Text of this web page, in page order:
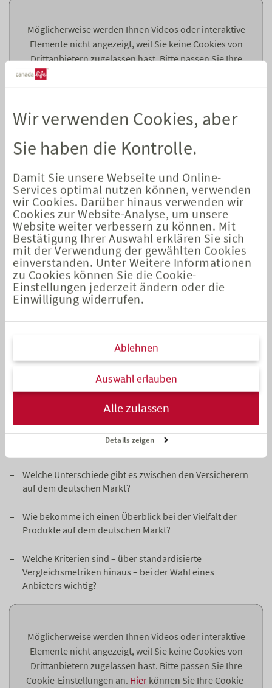
Wir verwenden Cookies, aber
Sie haben die Kontrolle.
Damit Sie unsere Webseite und Online-
Services optimal nutzen können, verwenden
wir Cookies. Darüber hinaus verwenden wir
Cookies zur Website-Analyse, um unsere
Website weiter verbessern zu können. Mit
Bestätigung Ihrer Auswahl erklären Sie sich
mit der Verwendung der gewählten Cookies
einverstanden. Unter Weitere Informationen
zu Cookies können Sie die Cookie-
Einstellungen jederzeit ändern oder die
Einwilligung widerrufen.
Details zeigen
Alle zulassen
Auswahl erlauben
Ablehnen
Möglicherweise werden Ihnen Videos oder interaktive
Elemente nicht angezeigt, weil Sie keine Cookies von
Drittanbietern zugelassen hast. Bitte passen Sie Ihre
Cookie-Einstellungen an.
Einstellungen anpassen.
Cookie-Einstellungen öffnen
Wo ordnet sich Canada Life in der Welt
der Ratings ein?
Diesiebte Folgewidmet sich der Frage nach der
Vergleichbarkeit von Lebensversicherungsprodukten auf dem
deutschen Markt. Internationale Anbieter arbeiten
beispielsweise oft mit anderen Kennzahlen als deutsche
Versicherer, was zu Missverständnissen bei der
Produktbewertung führen kann. Ein Beispiel hierfür ist die
unterschiedliche Darstellung von Beiträgen, bei der etwa
Beiträgen macht, wie es bei deutschen Versicherern üblich ist.
zwingend ein Nachteil sind, sondern vielmehr die Vielfalt der
Produkte widerspiegeln. So können Kundinnen und Kunden
eine passende Lösung für ihre individuellen Bedürfnisse
finden.
Welche Unterschiede gibt es zwischen den Versicherern
auf dem deutschen Markt?
Wie bekomme ich einen Überblick bei der Vielfalt der
Produkte auf dem deutschen Markt?
Welche Kriterien sind – über standardisierte
Vergleichsmetriken hinaus – bei der Wahl eines
Anbieters wichtig?
Möglicherweise werden Ihnen Videos oder interaktive
Elemente nicht angezeigt, weil Sie keine Cookies von
Drittanbietern zugelassen hast. Bitte passen Sie Ihre
Cookie-Einstellungen an. Hierkönnen Sie Ihre Cookie-